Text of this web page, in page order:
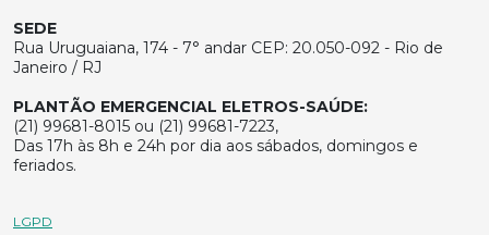
SEDE
Rua Uruguaiana, 174 - 7° andar CEP: 20.050-092 - Rio de
Janeiro / RJ
PLANTÃO EMERGENCIAL ELETROS-SAÚDE:
(21) 99681-8015 ou (21) 99681-7223,
Das 17h às 8h e 24h por dia aos sábados, domingos e
feriados.
LGPD